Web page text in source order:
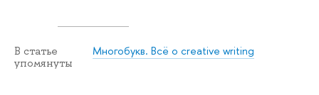
В статье
упомянуты
Многобукв. Всё о creative writing